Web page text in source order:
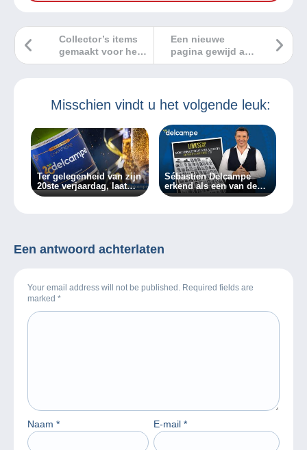
Een nieuwe
pagina gewijd aan
de wereld van
Collector’s items
gemaakt voor het
20 jarig bestaan
Misschien vindt u het volgende leuk:
Ter gelegenheid van zijn
20ste verjaardag, laat
Delcampe zijn leden de
Sébastien Delcampe
erkend als een van de
meest invloedrijke
Een antwoord achterlaten
Your email address will not be published. Required fields are
marked *
Naam * E-mail *